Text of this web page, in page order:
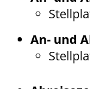
An- und